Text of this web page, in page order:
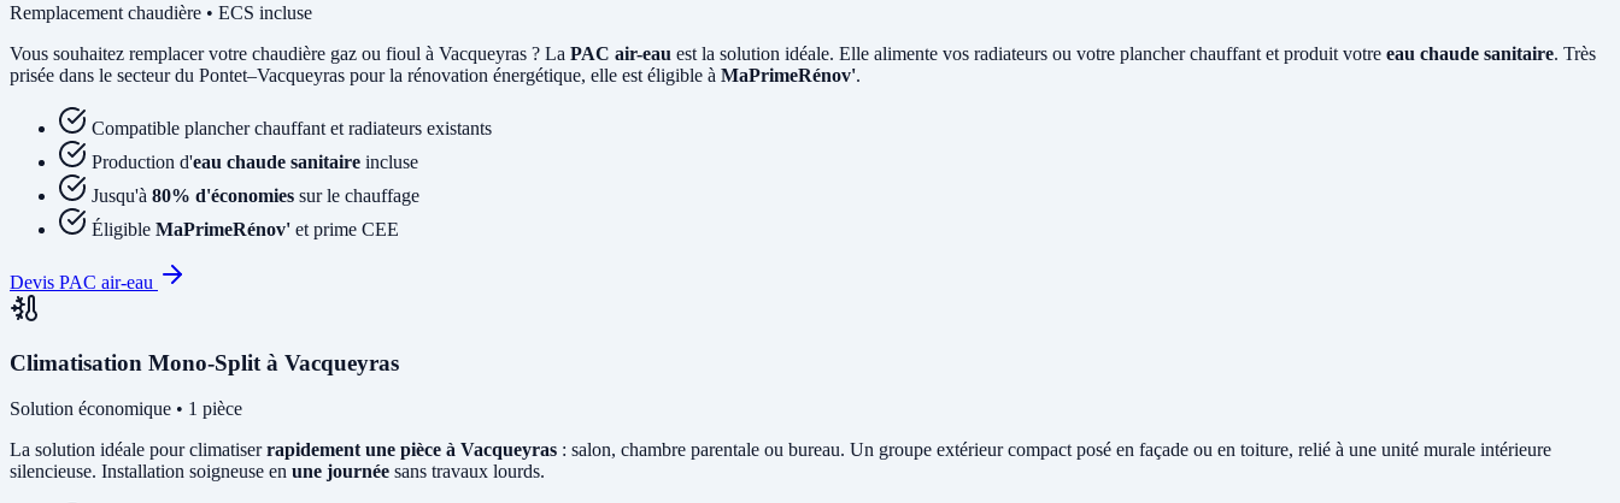
Remplacement chaudière • ECS incluse
Vous souhaitez remplacer votre chaudière gaz ou fioul à Vacqueyras ? La PAC air-eau est la solution idéale. Elle alimente vos radiateurs ou votre plancher chauffant et produit votre eau chaude sanitaire. Très
prisée dans le secteur du Pontet–Vacqueyras pour la rénovation énergétique, elle est éligible à MaPrimeRénov'.
Compatible plancher chauffant et radiateurs existants
Production d'eau chaude sanitaire incluse
Jusqu'à 80% d'économies sur le chauffage
Éligible MaPrimeRénov' et prime CEE
Devis PAC air-eau
Climatisation Mono-Split à Vacqueyras
Solution économique • 1 pièce
La solution idéale pour climatiserrapidement une pièce à Vacqueyras : salon, chambre parentale ou bureau. Un groupe extérieur compact posé en façade ou en toiture, relié à une unité murale intérieure
silencieuse. Installation soigneuse en une journée sans travaux lourds.